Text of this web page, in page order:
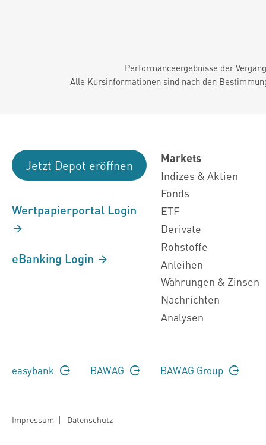
Performanceergebnisse der
Alle Kursinformationen sind nach den
Jetzt Depot eröffnen
Wertpapierportal Login
eBanking Login
Markets
Indizes & Aktien
Fonds
ETF
Derivate
Rohstoffe
Anleihen
Währungen & Zinsen
Nachrichten
Analysen
easybank BAWAG BAWAG Group
Impressum | Datenschutz